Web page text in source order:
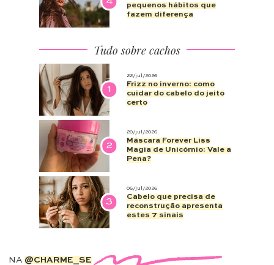
pequenos hábitos que
fazem diferença
Tudo sobre cachos
1
22/jul/2026
Frizz no inverno: como
cuidar do cabelo do jeito
certo
2
20/jul/2026
Máscara Forever Liss
Magia de Unicórnio: Vale a
Pena?
3
06/jul/2026
Cabelo que precisa de
reconstrução apresenta
estes 7 sinais
NA @CHARME_SE